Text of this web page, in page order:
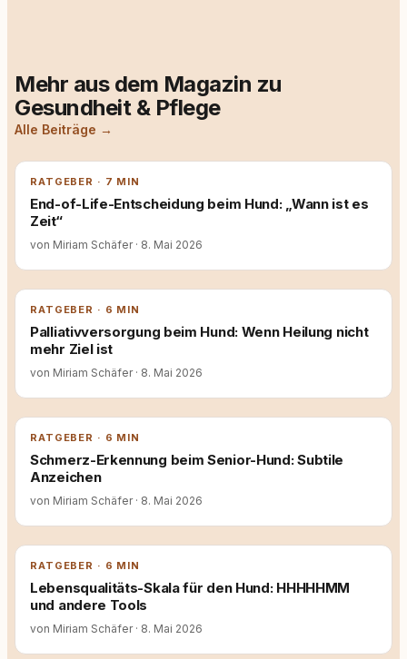
Mehr aus dem Magazin zu
Gesundheit & Pflege
Alle Beiträge →
RATGEBER · 7 MIN
End-of-Life-Entscheidung beim Hund: „Wann ist es
Zeit“
von Miriam Schäfer · 8. Mai 2026
RATGEBER · 6 MIN
Palliativversorgung beim Hund: Wenn Heilung nicht
mehr Ziel ist
von Miriam Schäfer · 8. Mai 2026
RATGEBER · 6 MIN
Schmerz-Erkennung beim Senior-Hund: Subtile
Anzeichen
von Miriam Schäfer · 8. Mai 2026
RATGEBER · 6 MIN
Lebensqualitäts-Skala für den Hund: HHHHHMM
und andere Tools
von Miriam Schäfer · 8. Mai 2026